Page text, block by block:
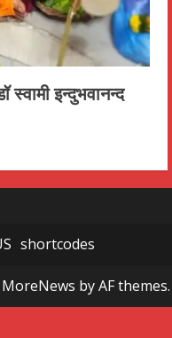
स्वामी इन्दुभवानन्द
shortcodes
MoreNews by AF themes.